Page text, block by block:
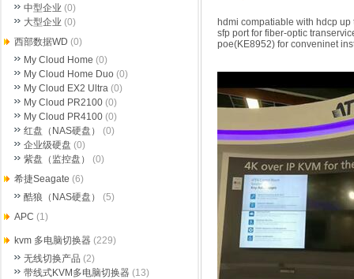
hdmi compatiable with hdcp
sfp port for fiber-optic
poe(KE8952) for conveninet
中型企业 (0)
大型企业 (0)
西部数据WD (0)
My Cloud Home (0)
My Cloud Home Duo (0)
My Cloud EX2 Ultra (0)
My Cloud PR2100 (0)
My Cloud PR4100 (0)
红盘（NAS硬盘）
(0)
企业级硬盘 (0)
紫盘（监控盘）
(0)
希捷Seagate (6)
酷狼（NAS硬盘）
(5)
APC (1)
kvm 多电脑切换器 (229)
无线切换产品 (2)
带线式KVM多电脑切换器 (13)